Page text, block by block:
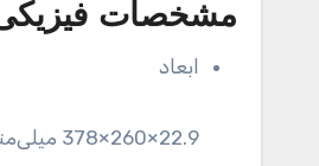
مشخصات
ابعاد
22.9×260×378 میلی‌متر